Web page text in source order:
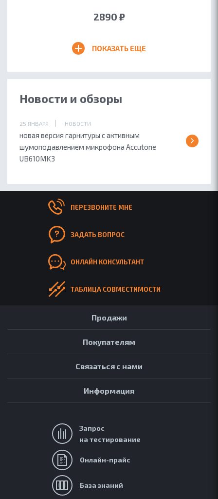
АРХИВ
ОБЗОРЫ
ОНЛАЙН-ПРАЙС
2890 ₽
ПОКАЗАТЬ ЕЩЕ
Новости и обзоры
25 ЯНВАРЯ НОВОСТИ
новая версия гарнитуры с активным
шумоподавлением микрофона Accutone
UB610MK3
ПЕРЕЗВОНИТЕ МНЕ
ЗАДАТЬ ВОПРОС
ОНЛАЙН КОНСУЛЬТАНТ
ТАБЛИЦА СОВМЕСТИМОСТИ
Продажи
Покупателям
Связаться с нами
Информация
Запрос
на тестирование
Онлайн-прайс
База знаний